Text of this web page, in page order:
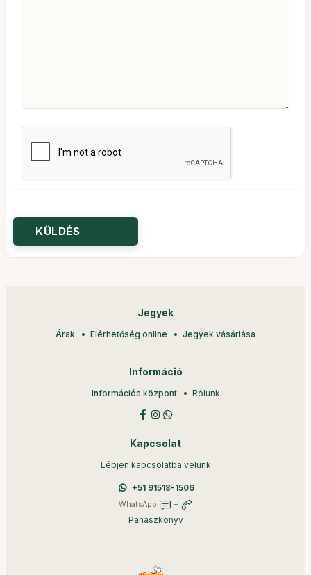
Jegyek
Árak Elérhetőség online Jegyek vásárlása
Információ
Információs központ Rólunk
Kapcsolat
Lépjen kapcsolatba velünk
+51 91518-1506
WhatsApp +
Panaszkönyv